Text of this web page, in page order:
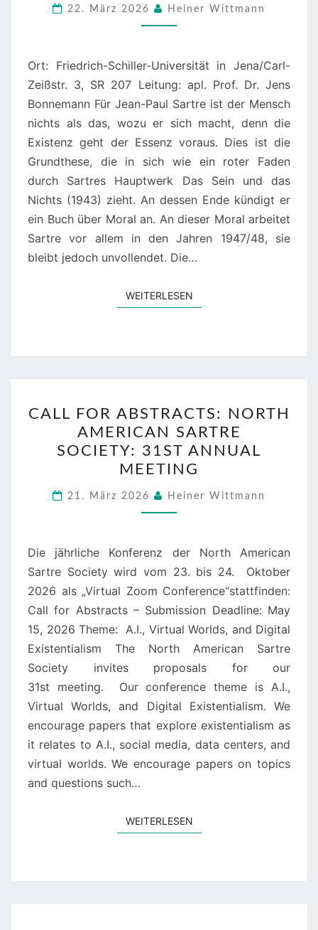
CAHIERS
POUR
MORALE:
25.-27.
SEPTEMBER
2026
22. März 2026 Heiner Wittmann
Ort: Friedrich-Schiller-Universität in Jena/Carl-
Zeißstr. 3, SR 207 Leitung: apl. Prof. Dr. Jens
Bonnemann Für Jean-Paul Sartre ist der Mensch
nichts als das, wozu er sich macht, denn die
Existenz geht der Essenz voraus. Dies ist die
Grundthese, die in sich wie ein roter Faden
durch Sartres Hauptwerk Das Sein und das
Nichts (1943) zieht. An dessen Ende kündigt er
ein Buch über Moral an. An dieser Moral arbeitet
Sartre vor allem in den Jahren 1947/48, sie
bleibt jedoch unvollendet. Die…
WEITERLESENWEITERLESEN
FOR
ABSTRACTS:
NORTH
AMERICAN
SARTRE
SOCIETY: 31ST ANNUAL
CALL FOR ABSTRACTS: NORTH
AMERICAN SARTRE
SOCIETY: 31ST ANNUAL
MEETING
21. März 2026 Heiner Wittmann
Die jährliche Konferenz der North American
Sartre Society wird vom 23. bis 24. Oktober
2026 als „Virtual Zoom Conference“stattfinden:
Call for Abstracts – Submission Deadline: May
15, 2026 Theme: A.I., Virtual Worlds, and Digital
Existentialism The North American Sartre
Society invites proposals for our
31st meeting. Our conference theme is A.I.,
Virtual Worlds, and Digital Existentialism. We
encourage papers that explore existentialism as
it relates to A.I., social media, data centers, and
virtual worlds. We encourage papers on topics
and questions such…
WEITERLESENWEITERLESEN